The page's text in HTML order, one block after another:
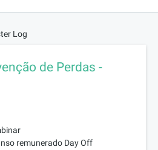
Log
de Perdas -
remunerado Day Off